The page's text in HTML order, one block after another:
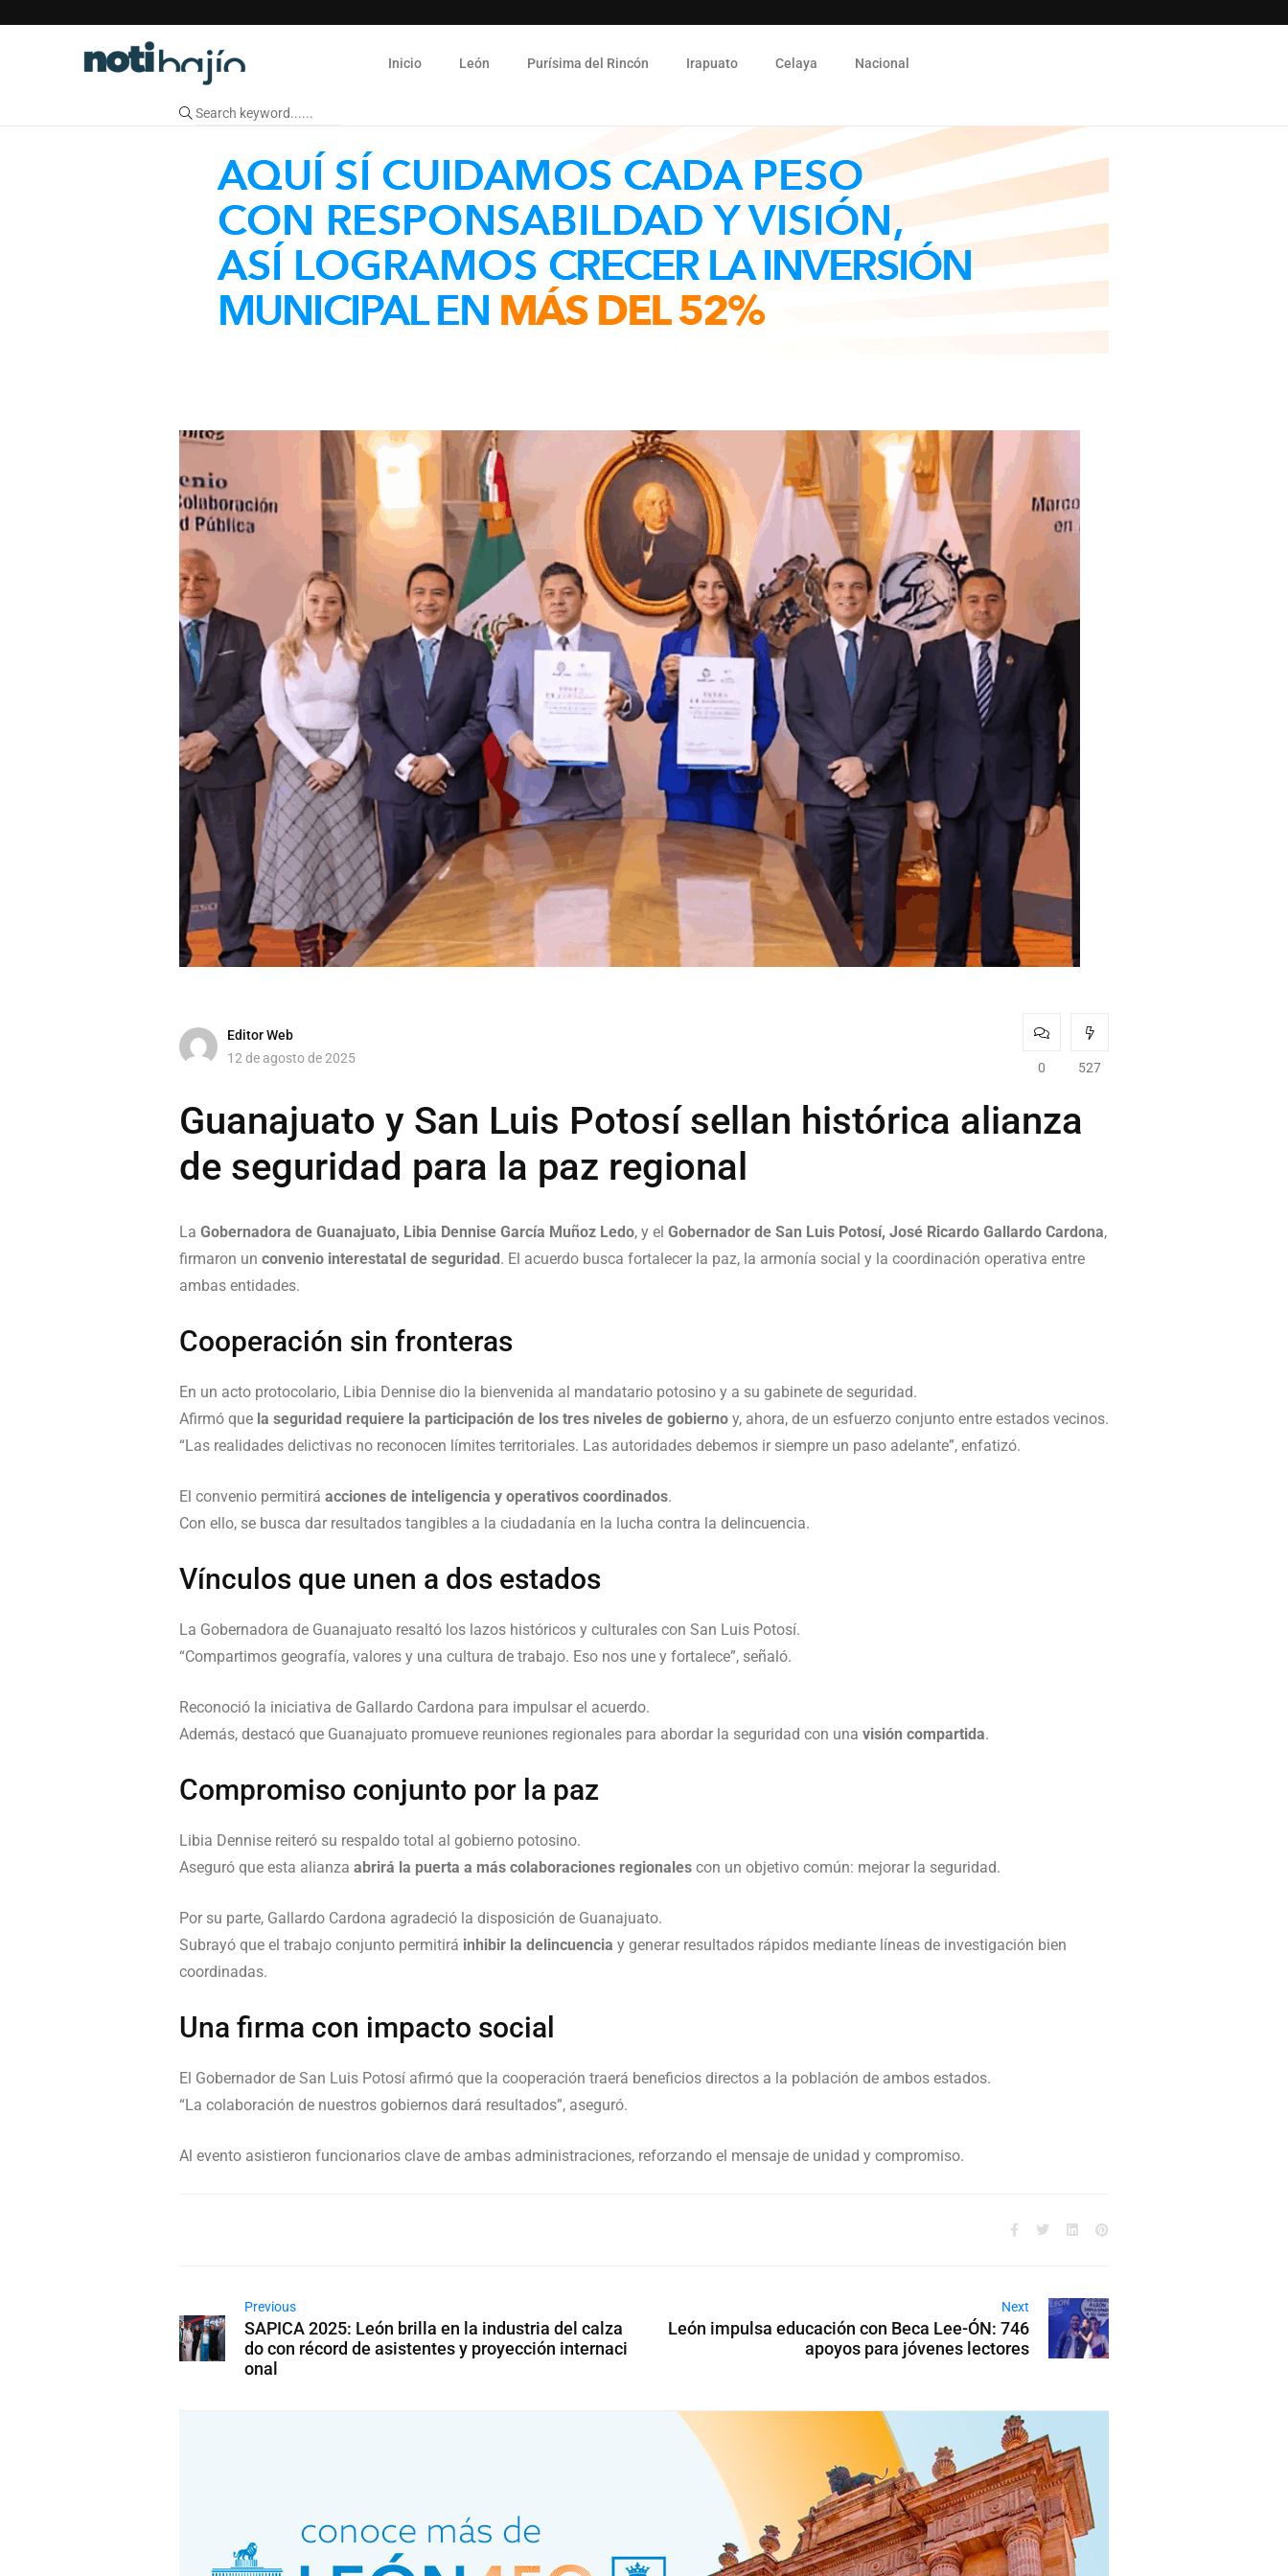
Inicio León Purísima del Rincón Irapuato Celaya Nacional
Editor Web
12 de agosto de 2025
0 527
Guanajuato y San Luis Potosí sellan histórica alianza
de seguridad para la paz regional
La Gobernadora de Guanajuato, Libia Dennise García Muñoz Ledo, y el Gobernador de San Luis Potosí, José Ricardo Gallardo Cardona,
firmaron un convenio interestatal de seguridad. El acuerdo busca fortalecer la paz, la armonía social y la coordinación operativa entre
ambas entidades.
Cooperación sin fronteras
En un acto protocolario, Libia Dennise dio la bienvenida al mandatario potosino y a su gabinete de seguridad.
Afirmó que la seguridad requiere la participación de los tres niveles de gobierno y, ahora, de un esfuerzo conjunto entre estados vecinos.
“Las realidades delictivas no reconocen límites territoriales. Las autoridades debemos ir siempre un paso adelante”, enfatizó.
El convenio permitirá acciones de inteligencia y operativos coordinados.
Con ello, se busca dar resultados tangibles a la ciudadanía en la lucha contra la delincuencia.
Vínculos que unen a dos estados
La Gobernadora de Guanajuato resaltó los lazos históricos y culturales con San Luis Potosí.
“Compartimos geografía, valores y una cultura de trabajo. Eso nos une y fortalece”, señaló.
Reconoció la iniciativa de Gallardo Cardona para impulsar el acuerdo.
Además, destacó que Guanajuato promueve reuniones regionales para abordar la seguridad con una visión compartida.
Compromiso conjunto por la paz
Libia Dennise reiteró su respaldo total al gobierno potosino.
Aseguró que esta alianza abrirá la puerta a más colaboraciones regionales con un objetivo común: mejorar la seguridad.
Por su parte, Gallardo Cardona agradeció la disposición de Guanajuato.
Subrayó que el trabajo conjunto permitirá inhibir la delincuencia y generar resultados rápidos mediante líneas de investigación bien
coordinadas.
Una firma con impacto social
El Gobernador de San Luis Potosí afirmó que la cooperación traerá beneficios directos a la población de ambos estados.
“La colaboración de nuestros gobiernos dará resultados”, aseguró.
Al evento asistieron funcionarios clave de ambas administraciones, reforzando el mensaje de unidad y compromiso.
Previous
SAPICA 2025: León brilla en la industria del calza
do con récord de asistentes y proyección internaci
onal
Next
León impulsa educación con Beca Lee-ÓN: 746
apoyos para jóvenes lectores